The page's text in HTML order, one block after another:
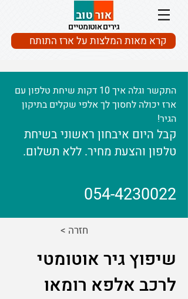
גירים אוטומטיים
קרא מאות המלצות על ארז התותח
התקשר וגלה איך 10 דקות שיחת טלפון עם
ארז יכולה לחסוך לך אלפי שקלים בתיקון
הגיר!
קבל היום איבחון ראשוני בשיחת
טלפון והצעת מחיר. ללא תשלום.
054-4230022
< חזרה
שיפוץ גיר אוטומטי
לרכב אלפא רומאו